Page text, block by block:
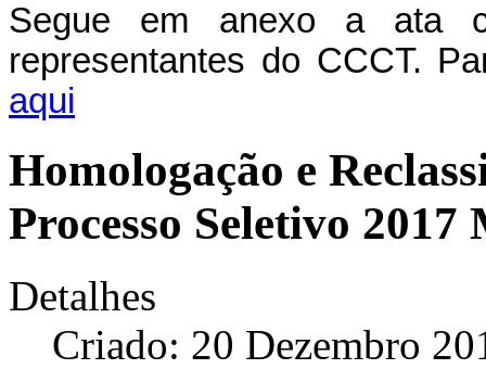
Segue em anexo a ata
representantes do CCCT.
aqui
Homologação e
Processo Seletivo
Detalhes
Criado: 20 Dezembro